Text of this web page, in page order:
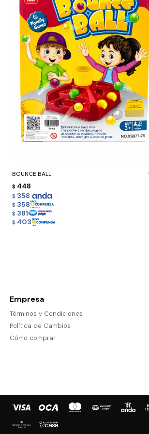
BOUNCE BALL
$ 448
$ 358
$ 358
$ 381
$ 403
Empresa
Términos y Condiciones
Política de Cambios
Cómo comprar